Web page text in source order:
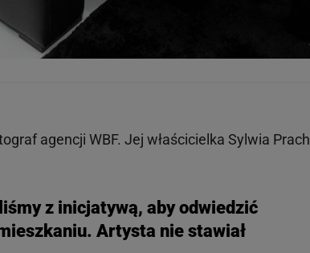
agencji WBF. Jej właścicielka Sylwia Prach
z inicjatywą, aby odwiedzić
Artysta nie stawiał